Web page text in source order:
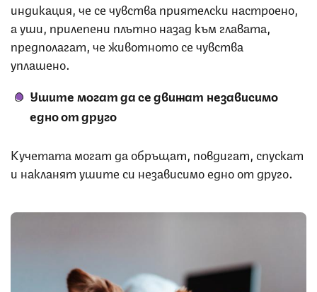
индикация, че се чувства приятелски настроено,
а уши, прилепени плътно назад към главата,
предполагат, че животното се чувства
уплашено.
Ушите могат да се движат независимо
едно от друго
Кучетата могат да обръщат, повдигат, спускат
и накланят ушите си независимо едно от друго.